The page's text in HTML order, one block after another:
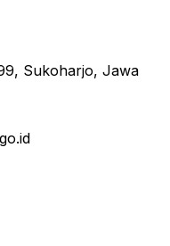
Sukoharjo, Jawa